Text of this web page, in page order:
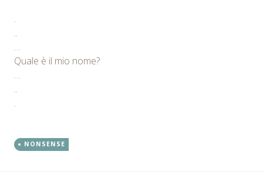
.
..
…
Quale è il mio nome?
…
..
.
NONSENSE